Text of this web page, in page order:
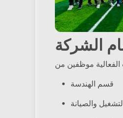
الشركة
قسم الهندسة
والصيانة